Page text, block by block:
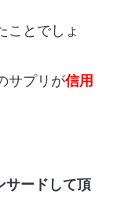
ことでしょ
サプリが信用
サードして頂